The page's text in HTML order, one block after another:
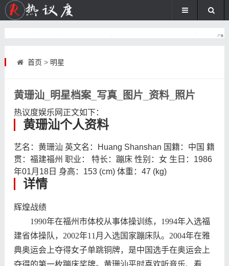
首页 > 明星
黄珊汕_明星档案_写真_图片_资料_照片
热议度娱乐网 正文如下：
黄珊汕个人资料
艺名：黄珊汕 英文名：Huang Shanshan 国籍：中国 籍
贯：福建福州 职业： 特长：蹦床 性别：女 生日：1986
年01月18日 身高：153 (cm) 体重：47 (kg)
详情
辉煌战绩
1990年在福州市体校从事体操训练，1994年入选福
建省体操队，2002年11月入选国家蹦床队。2004年在雅
典奥运会上夺得女子单跳铜牌，是中国选手在奥运会上
夺得的第一枚蹦床奖牌。黄珊汕平时喜欢听音乐、看